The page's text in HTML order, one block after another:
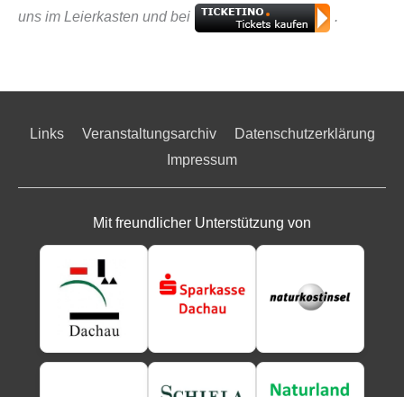
uns im Leierkasten und bei
.
Links Veranstaltungsarchiv
Datenschutzerklärung
Impressum
Mit freundlicher Unterstützung von